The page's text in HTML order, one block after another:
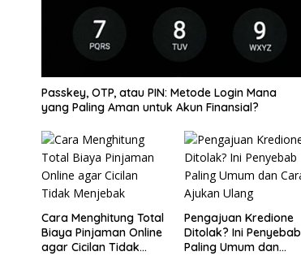
Passkey, OTP, atau PIN: Metode Login Mana
yang Paling Aman untuk Akun Finansial?
Cara Menghitung Total
Biaya Pinjaman Online
agar Cicilan Tidak
Pengajuan Kredione
Ditolak? Ini Penyebab
Paling Umum dan